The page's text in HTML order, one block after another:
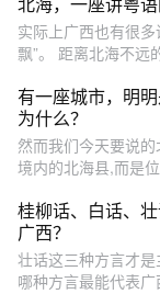
实际上广西也有很
飘”。 距离北海不远
有一座城市，明
为什么？
然而我们今天要说
境内的北海县,而是
桂柳话、白话、
广西？
壮话这三种方言才
哪种方言最能代表